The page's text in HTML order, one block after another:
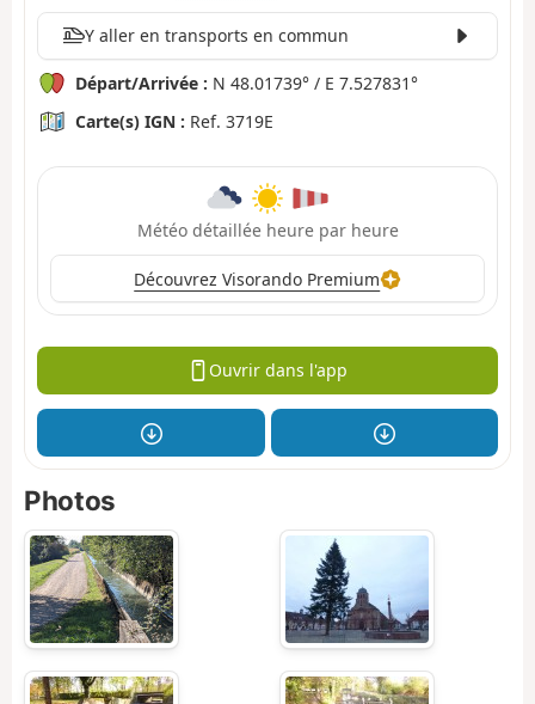
Y aller en transports en commun
Départ/Arrivée : N 48.01739° / E 7.527831°
Carte(s) IGN : Ref. 3719E
Météo détaillée heure par heure
Découvrez Visorando Premium
Ouvrir dans l'app
Photos